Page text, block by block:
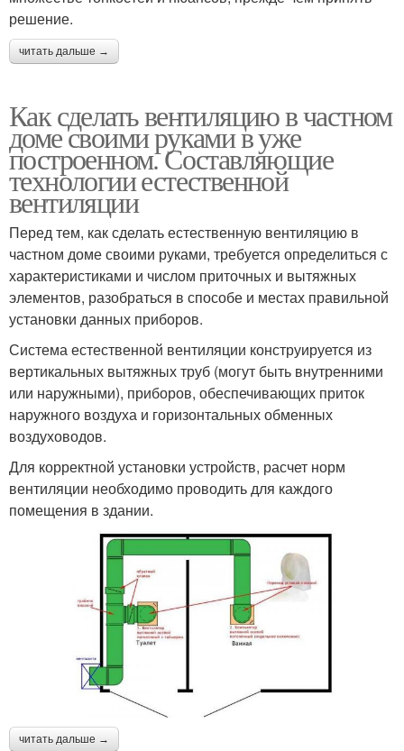
решение.
читать дальше →
Как сделать вентиляцию в частном
доме своими руками в уже
построенном. Составляющие
технологии естественной
вентиляции
Перед тем, как сделать естественную вентиляцию в
частном доме своими руками, требуется определиться с
характеристиками и числом приточных и вытяжных
элементов, разобраться в способе и местах правильной
установки данных приборов.
Система естественной вентиляции конструируется из
вертикальных вытяжных труб (могут быть внутренними
или наружными), приборов, обеспечивающих приток
наружного воздуха и горизонтальных обменных
воздуховодов.
Для корректной установки устройств, расчет норм
вентиляции необходимо проводить для каждого
помещения в здании.
читать дальше →